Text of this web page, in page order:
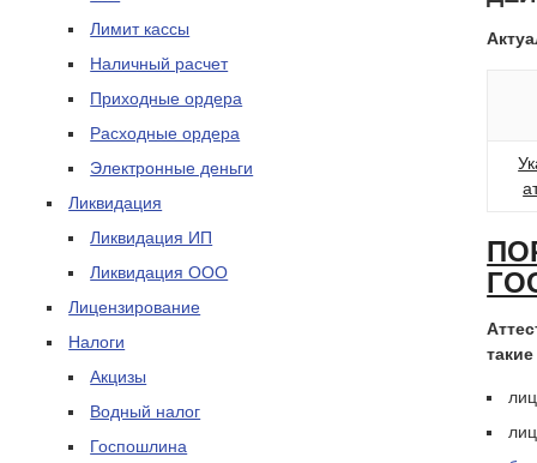
Лимит кассы
Наличный расчет
Приходные ордера
Расходные ордера
Электронные деньги
Ликвидация
Ликвидация ИП
Ликвидация ООО
Лицензирование
Налоги
Акцизы
Водный налог
Госпошлина